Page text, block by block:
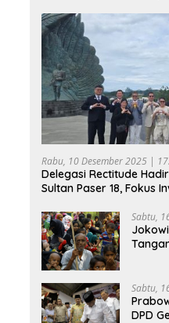
Rabu, 10 Desember 2025 |
Delegasi Rectitude
Sultan Paser 18, Fokus
Sabtu,
Sabtu,
DPD